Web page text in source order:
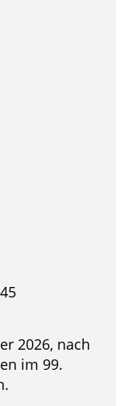
2026, nach
im 99.